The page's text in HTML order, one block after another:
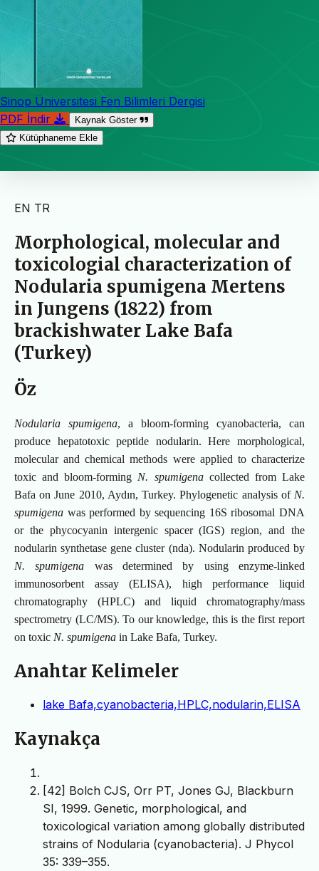
Sinop Üniversitesi Fen Bilimleri Dergisi
PDF İndir
Kaynak Göster
Kütüphaneme Ekle
EN TR
Morphological, molecular and
toxicologial characterization of
Nodularia spumigena Mertens
in Jungens (1822) from
brackishwater Lake Bafa
(Turkey)
Öz
Nodularia spumigena, a bloom-forming cyanobacteria, can
produce hepatotoxic peptide nodularin. Here morphological,
molecular and chemical methods were applied to characterize
toxic and bloom-forming N. spumigenacollected from Lake
Bafa on June 2010, Aydın, Turkey. Phylogenetic analysis of N.
spumigena was performed by sequencing 16S ribosomal DNA
or the phycocyanin intergenic spacer (IGS) region, and the
nodularin synthetase gene cluster (nda). Nodularin produced by
N. spumigena was determined by using enzyme-linked
immunosorbent assay (ELISA), high performance liquid
chromatography (HPLC) and liquid chromatography/mass
spectrometry (LC/MS). To our knowledge, this is the first report
on toxic N. spumigena in Lake Bafa, Turkey.
Anahtar Kelimeler
lake Bafa,cyanobacteria,HPLC,nodularin,ELISA
Kaynakça
[42] Bolch CJS, Orr PT, Jones GJ, Blackburn
SI, 1999. Genetic, morphological, and
toxicological variation among globally distributed
strains of Nodularia (cyanobacteria). J Phycol
35: 339–355.